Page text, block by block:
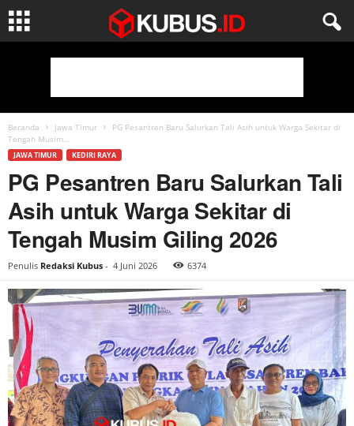
Beranda Jawa Timur
PG Pesantren Baru Salurkan Tali Asih untuk Warga Sekitar di
Tengah Musim...
JAWA TIMUR KEDIRI RAYA
PG Pesantren Baru Salurkan Tali
Asih untuk Warga Sekitar di
Tengah Musim Giling 2026
Penulis Redaksi Kubus - 4 Juni 2026 6374